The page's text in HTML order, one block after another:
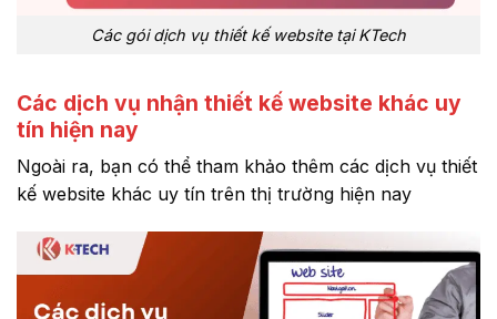
Các gói dịch vụ thiết kế website tại KTech
Các dịch vụ nhận thiết kế website khác uy
tín hiện nay
Ngoài ra, bạn có thể tham khảo thêm các dịch vụ thiết
kế website khác uy tín trên thị trường hiện nay